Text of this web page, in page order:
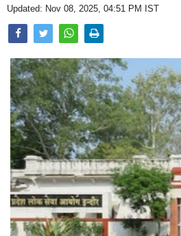
Health & Lifestyle
Photo Gallery
Home
Updated: Nov 08, 2025, 04:51 PM IST